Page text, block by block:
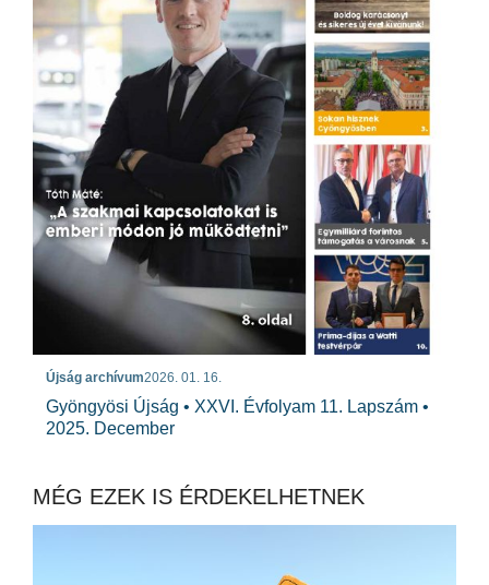
Újság archívum2026. 01. 16.
Gyöngyösi Újság • XXVI. Évfolyam 11. Lapszám •
2025. December
MÉG EZEK IS ÉRDEKELHETNEK